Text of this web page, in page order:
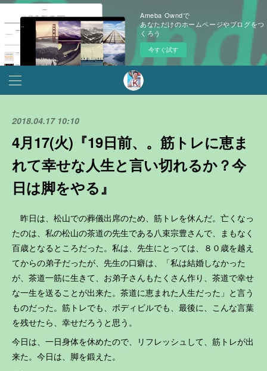
Ameba Owndで
あなただけのホームページやブログをつ
くろう
今すぐ試す
2018.04.17 10:10
4月17(火)『19日前、。筋トレに恵ま
れて幸せな人生と言い切れるか？今
日は脚をやる』
昨日は、松山での葬儀出席のため、筋トレを休んだ。亡くなっ
たのは、私の松山の茶道の先生である八束宗豊さんで、まもなく
百歳となるところだった。私は、先生にとっては、８０歳を越え
てからの弟子だったが、先生の口癖は、「私は結婚しなかった
が、茶道一筋に生きて、お弟子さんもたくさん作り、茶道で幸せ
な一生を送ることが出来た。茶道に恵まれた人生だった」と言う
ものだった。筋トレでも、ボディビルでも、最後に、こんな言葉
を残せたら、幸せだろうと思う。
今日は、一日身体を休めたので、リフレッシュして、筋トレが出
来た。今日は、脚を鍛えた。